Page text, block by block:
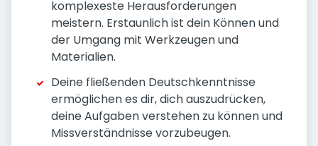
komplexeste Herausforderungen
meistern. Erstaunlich ist dein Können und
der Umgang mit Werkzeugen und
Materialien.
Deine fließenden Deutschkenntnisse
ermöglichen es dir, dich auszudrücken,
deine Aufgaben verstehen zu können und
Missverständnisse vorzubeugen.